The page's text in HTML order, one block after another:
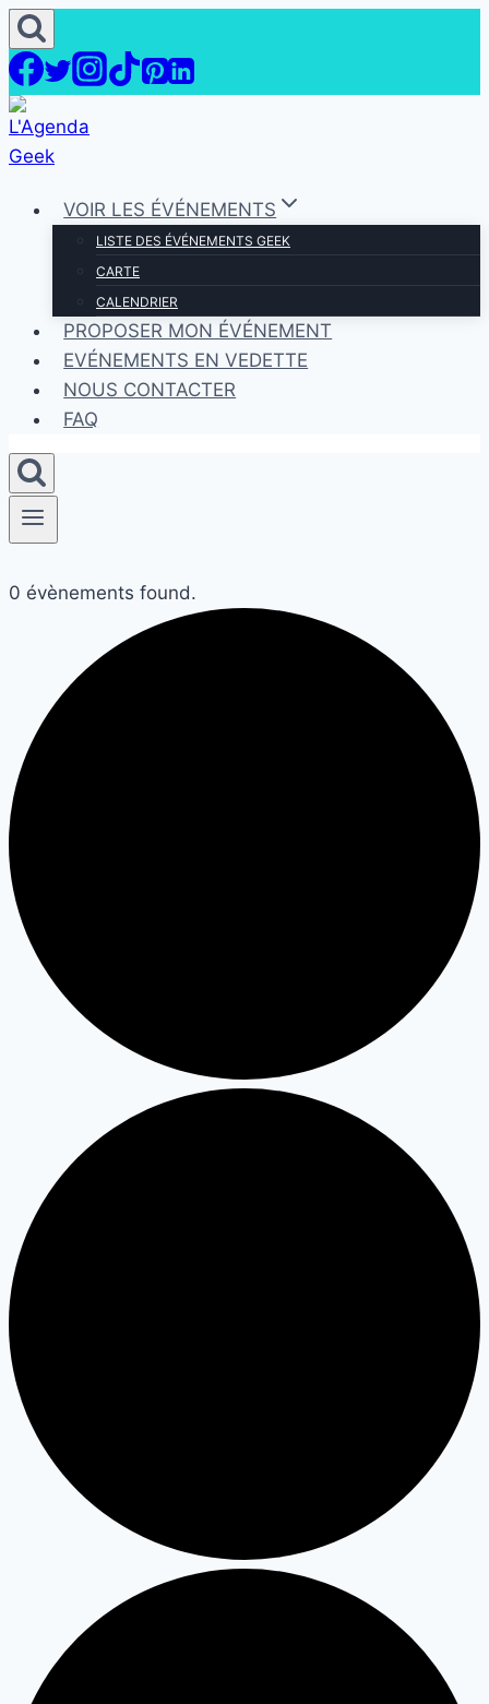
Aller
au
contenu
VOIR LES ÉVÉNEMENTS
LISTE DES ÉVÉNEMENTS GEEK
CARTE
CALENDRIER
PROPOSER MON ÉVÉNEMENT
EVÉNEMENTS EN VEDETTE
NOUS CONTACTER
FAQ
0 évènements found.